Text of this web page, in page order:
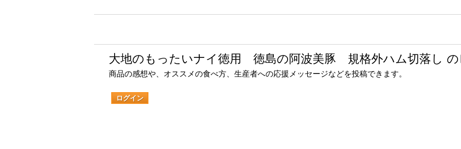
大地のもったいナイ徳用 徳島の阿波美豚 規格外ハム切落し の
商品の感想や、オススメの食べ方、生産者への応援メッセージなどを投稿できます。
ログイン